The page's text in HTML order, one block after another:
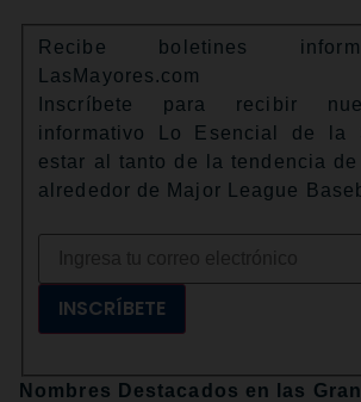
Recibe boletines
LasMayores.com
Inscríbete para recibir
informativo Lo Esencial de la
estar al tanto de la tendencia de
alrededor de Major League
INSCRÍBETE
Nombres Destacados en las